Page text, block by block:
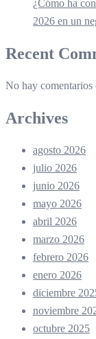
¿Cómo ha
2026 en un
Recent
No hay comentarios
Archives
agosto 2026
julio 2026
junio 2026
mayo 2026
abril 2026
marzo 2026
febrero 2026
enero 2026
diciembre
noviembre
octubre 2025